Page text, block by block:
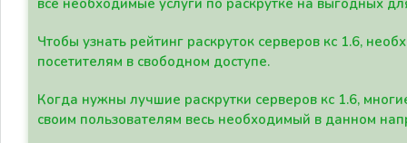
все необходимые услуги по раскрутке на выгодных
Чтобы узнать рейтинг раскруток серверов кс 1.6,
посетителям в свободном доступе.
Когда нужны лучшие раскрутки серверов кс 1.6,
своим пользователям весь необходимый в данном